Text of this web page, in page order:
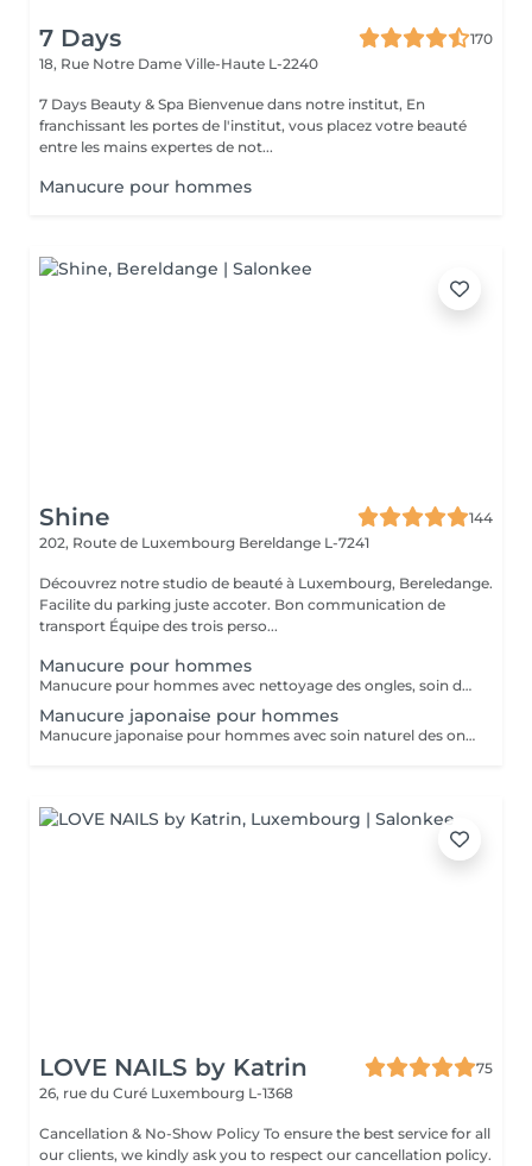
7 Days
170
18, Rue Notre Dame Ville-Haute L-2240
7 Days Beauty & Spa Bienvenue dans notre institut, En
franchissant les portes de l'institut, vous placez votre beauté
entre les mains expertes de not...
Manucure pour hommes
Shine
144
202, Route de Luxembourg Bereldange L-7241
Découvrez notre studio de beauté à Luxembourg, Bereledange.
Facilite du parking juste accoter. Bon communication de
transport Équipe des trois perso...
Manucure pour hommes
Manucure pour hommes avec nettoyage des ongles, soin des cuticules, mise en forme et hydratation des mains. Idéal pour des mains propres, soignées et naturelles.
Manucure japonaise pour hommes
Manucure japonaise pour hommes avec soin naturel des ongles, polissage avec pâte minérale et poudre nutritive. Renforce les ongles, donne une brillance naturelle et un aspect soigné sans vernis.
LOVE NAILS by Katrin
75
26, rue du Curé Luxembourg L-1368
Cancellation & No-Show Policy To ensure the best service for all
our clients, we kindly ask you to respect our cancellation policy.